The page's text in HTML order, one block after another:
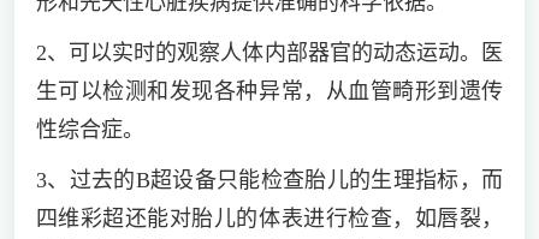
2、可以实时的观察人体内部器官的动态运动。医
生可以检测和发现各种异常，从血管畸形到遗传
性综合症。
3、过去的B超设备只能检查胎儿的生理指标，而
四维彩超还能对胎儿的体表进行检查，如唇裂，